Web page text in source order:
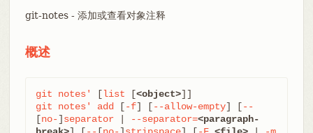
git-notes - 添加或查看对象注释
概述
git notes' [list [<object>
git
notes' add [-f] [--allow-empty] [--
[no-] separator | --separator=<paragraph-